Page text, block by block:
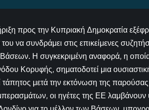
προς την Κυπριακή Δημοκρατία
να συνδράμει στις επικείμενες
Η συγκεκριμένη αναφορά, η οποία
Κορυφής, σηματοδοτεί μια
τάπητος μετά την εκτόνωση της
οι ηγέτες της ΕΕ